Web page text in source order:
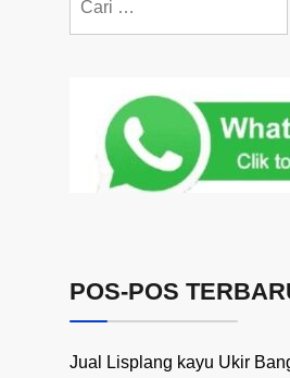
POS-POS
Jual Lisplang kayu Ukir